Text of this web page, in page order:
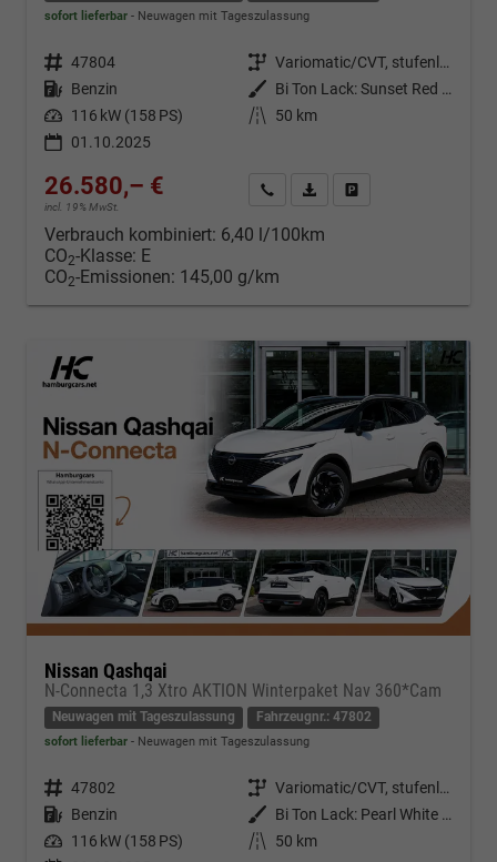
sofort lieferbar Neuwagen mit Tageszulassung
Fahrzeugnr. 47804 Getriebe
Variomatic/CVT, stufenlos
Kraftstoff Benzin Außenfarbe
Bi Ton Lack: Sunset Red (NBV) mit Dachfarbe Black Metallic (Z11)
Leistung 116 kW (158 PS) Kilometerstand
50 km
01.10.2025
26.580,– €
incl. 19% MwSt.
Kontakt & Angebot anfordern
PDF-Datei, Fahrzeugexposé
Verbrauch kombiniert: 6,40 l/100km
CO2-Klasse: E
CO2-Emissionen: 145,00 g/km
Nissan Qashqai
N-Connecta 1,3 Xtro AKTION Winterpaket Nav 360*Cam
Neuwagen mit Tageszulassung Fahrzeugnr.: 47802
sofort lieferbar Neuwagen mit Tageszulassung
Fahrzeugnr. 47802 Getriebe
Variomatic/CVT, stufenlos
Kraftstoff Benzin Außenfarbe
Bi Ton Lack: Pearl White Metallic (QAB) mit Dachfarbe Black Metallic (Z11)
Leistung 116 kW (158 PS) Kilometerstand
50 km